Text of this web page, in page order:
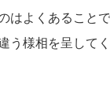
はよくあること
う様相を呈してく